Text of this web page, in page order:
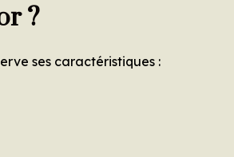
?
ses caractéristiques :